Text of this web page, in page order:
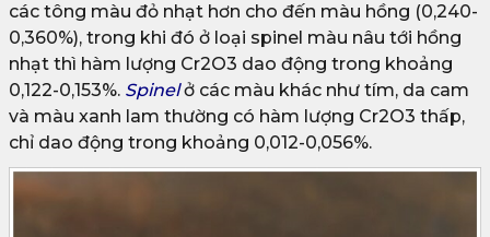
các tông màu đỏ nhạt hơn cho đến màu hồng (0,240-
0,360%), trong khi đó ở loại spinel màu nâu tới hồng
nhạt thì hàm lượng Cr2O3 dao động trong khoảng
0,122-0,153%. Spinel ở các màu khác như tím, da cam
và màu xanh lam thường có hàm lượng Cr2O3 thấp,
chỉ dao động trong khoảng 0,012-0,056%.